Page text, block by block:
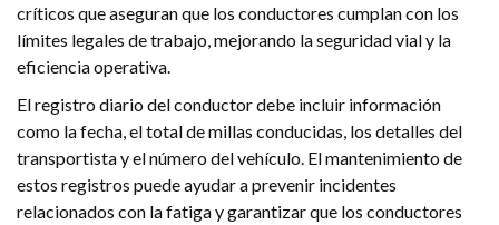
críticos que aseguran que los conductores cumplan con los
límites legales de trabajo, mejorando la seguridad vial y la
eficiencia operativa.
El registro diario del conductor debe incluir información
como la fecha, el total de millas conducidas, los detalles del
transportista y el número del vehículo. El mantenimiento de
estos registros puede ayudar a prevenir incidentes
relacionados con la fatiga y garantizar que los conductores